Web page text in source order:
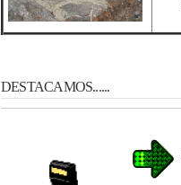
DESTACAMOS......